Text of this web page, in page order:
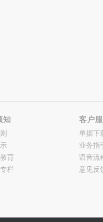
知
育
栏
客户
单据下
业务指
语音流
意见反